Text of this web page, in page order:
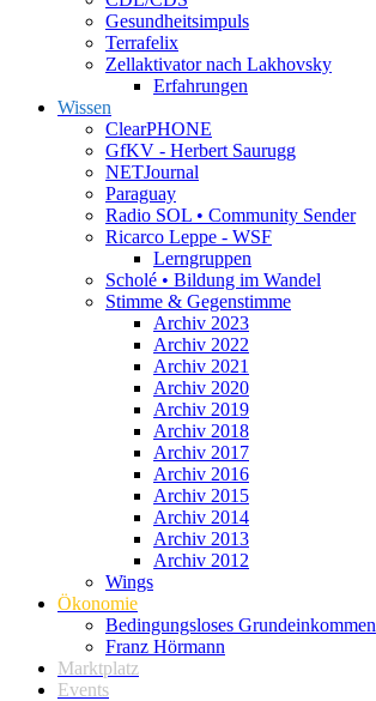
Gesundheitsimpuls
Terrafelix
Zellaktivator nach Lakhovsky
Erfahrungen
Wissen
ClearPHONE
GfKV - Herbert Saurugg
NETJournal
Paraguay
Radio SOL • Community Sender
Ricarco Leppe - WSF
Lerngruppen
Scholé • Bildung im Wandel
Stimme & Gegenstimme
Archiv 2023
Archiv 2022
Archiv 2021
Archiv 2020
Archiv 2019
Archiv 2018
Archiv 2017
Archiv 2016
Archiv 2015
Archiv 2014
Archiv 2013
Archiv 2012
Wings
Ökonomie
Bedingungsloses Grundeinkommen
Franz Hörmann
Marktplatz
Events